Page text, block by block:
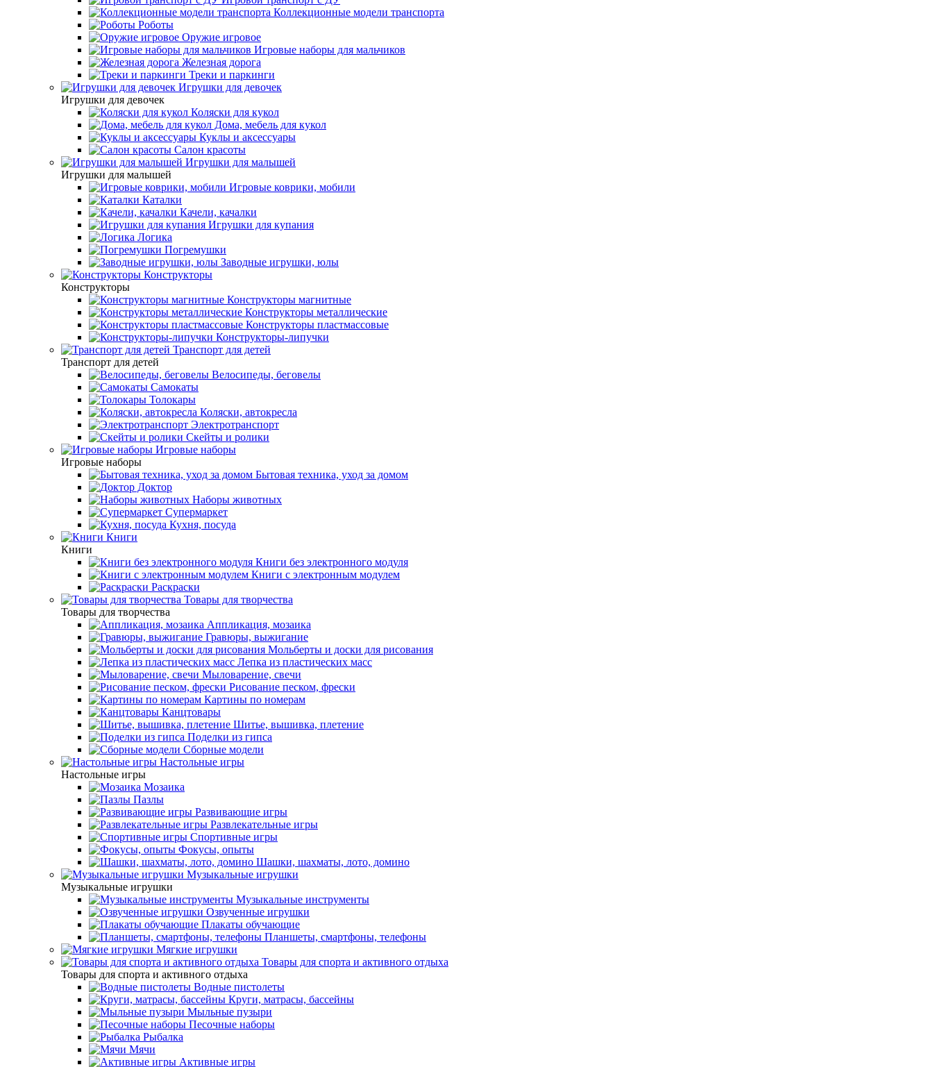
Коллекционные модели транспорта
Роботы
Оружие игровое
Игровые наборы для мальчиков
Железная дорога
Треки и паркинги
Игрушки для девочек
Игрушки для девочек
Коляски для кукол
Дома, мебель для кукол
Куклы и аксессуары
Салон красоты
Игрушки для малышей
Игрушки для малышей
Игровые коврики, мобили
Каталки
Качели, качалки
Игрушки для купания
Логика
Погремушки
Заводные игрушки, юлы
Конструкторы
Конструкторы
Конструкторы магнитные
Конструкторы металлические
Конструкторы пластмассовые
Конструкторы-липучки
Транспорт для детей
Транспорт для детей
Велосипеды, беговелы
Самокаты
Толокары
Коляски, автокресла
Электротранспорт
Скейты и ролики
Игровые наборы
Игровые наборы
Бытовая техника, уход за домом
Доктор
Наборы животных
Супермаркет
Кухня, посуда
Книги
Книги
Книги без электронного модуля
Книги с электронным модулем
Раскраски
Товары для творчества
Товары для творчества
Аппликация, мозаика
Гравюры, выжигание
Мольберты и доски для рисования
Лепка из пластических масс
Мыловарение, свечи
Рисование песком, фрески
Картины по номерам
Канцтовары
Шитье, вышивка, плетение
Поделки из гипса
Сборные модели
Настольные игры
Настольные игры
Мозаика
Пазлы
Развивающие игры
Развлекательные игры
Спортивные игры
Фокусы, опыты
Шашки, шахматы, лото, домино
Музыкальные игрушки
Музыкальные игрушки
Музыкальные инструменты
Озвученные игрушки
Плакаты обучающие
Планшеты, смартфоны, телефоны
Мягкие игрушки
Товары для спорта и активного отдыха
Товары для спорта и активного отдыха
Водные пистолеты
Круги, матрасы, бассейны
Мыльные пузыри
Песочные наборы
Рыбалка
Мячи
Активные игры